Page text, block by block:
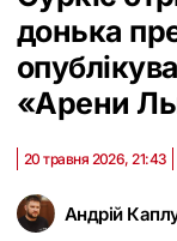
донька
«Арени
Андрій
20 травня 2026, 21:43